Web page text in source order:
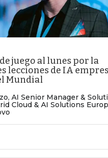
juego al lunes por la
lecciones de IA
Mundial
AI Senior Manager &
Cloud & AI Solutions